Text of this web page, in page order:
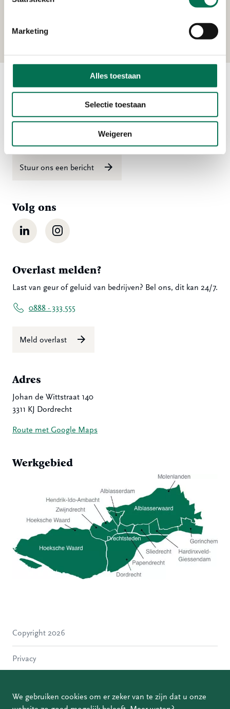
Marketing
Alles toestaan
Selectie toestaan
Weigeren
We gebruiken cookies om er zeker van te zijn dat u onze
Kerkeplaat 8, 3313 LC Dordrecht
Contact
Ma t/m vr 08:00 tot 16:30 uur
Stuur ons een bericht
Volg ons
LinkedIn Instagram
Overlast melden?
Last van geur of geluid van bedrijven? Bel ons, dit kan 24/7.
0888 - 333 555
Meld overlast
Adres
Johan de Wittstraat 140
3311 KJ Dordrecht
Route met Google Maps
Werkgebied
Molenlanden
Papendrecht
Gorinchem
Copyright 2026
Privacy